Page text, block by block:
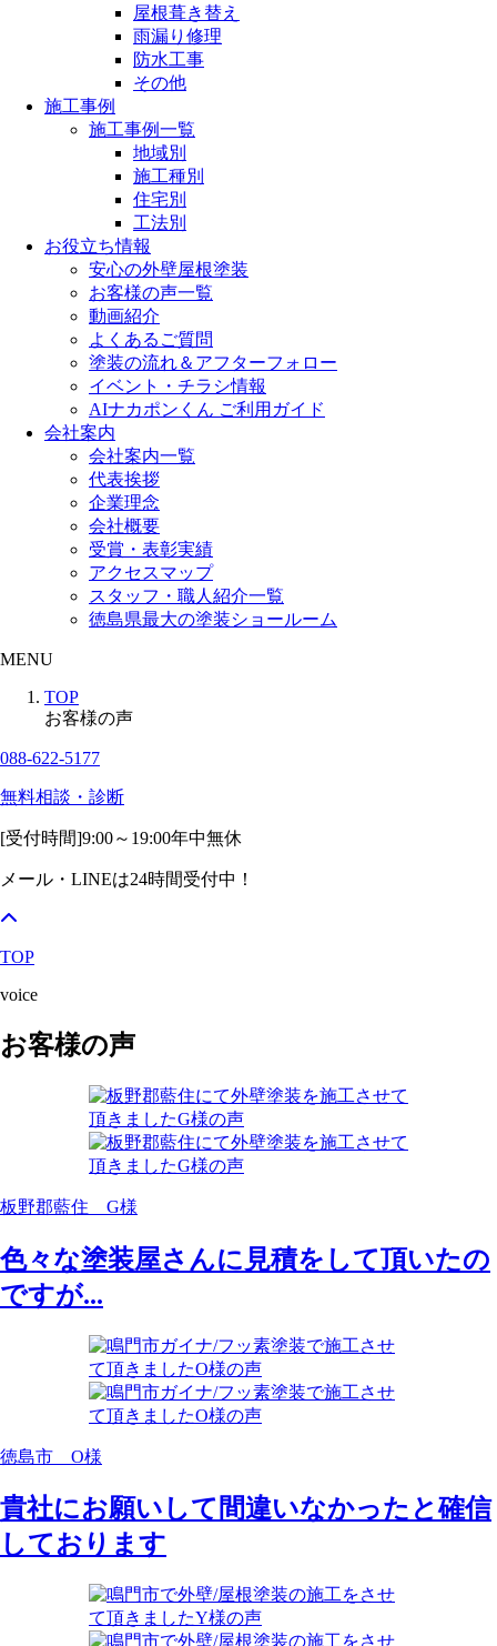
屋根葺き替え
雨漏り修理
防水工事
その他
施工事例
施工事例一覧
地域別
施工種別
住宅別
工法別
お役立ち情報
安心の外壁屋根塗装
お客様の声一覧
動画紹介
よくあるご質問
塗装の流れ＆アフターフォロー
イベント・チラシ情報
AIナカポンくん ご利用ガイド
会社案内
会社案内一覧
代表挨拶
企業理念
会社概要
受賞・表彰実績
アクセスマップ
スタッフ・職人紹介一覧
徳島県最大の塗装ショールーム
MENU
TOP
お客様の声
088-622-5177
無料相談・診断
[受付時間]9:00～19:00年中無休
メール・LINEは24時間受付中！
TOP
voice
お客様の声
板野郡藍住 G様
色々な塗装屋さんに見積をして頂いたの
ですが...
徳島市 O様
貴社にお願いして間違いなかったと確信
しております